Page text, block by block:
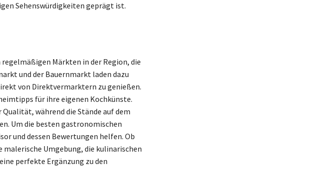
Sehenswürdigkeiten geprägt ist.
Märkten in der Region, die
und der Bauernmarkt laden dazu
von Direktvermarktern zu genießen.
für ihre eigenen Kochkünste.
während die Stände auf dem
Um die besten gastronomischen
und dessen Bewertungen helfen. Ob
malerische Umgebung, die kulinarischen
perfekte Ergänzung zu den